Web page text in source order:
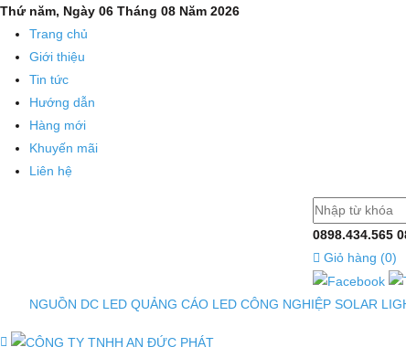
Thứ năm, Ngày 06 Tháng 08 Năm 2026
Trang chủ
Giới thiệu
Tin tức
Hướng dẫn
Hàng mới
Khuyến mãi
Liên hệ
0898.434.565
Giỏ hàng (0)
NGUỒN DC LED QUẢNG CÁO LED CÔNG NGHIỆP SOLAR